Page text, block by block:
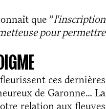
que ”l'inscription
pour permettre
ces dernières
de Garonne… La
relation aux fleuves